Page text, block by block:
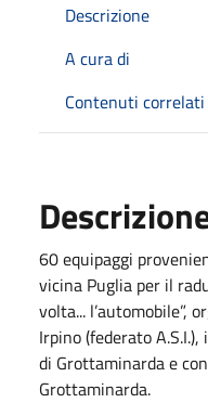
Descrizione
A cura di
Contenuti correlati
60 equipaggi
vicina Puglia per il
volta... l’automobile”,
Irpino (federato
di Grottaminarda e
Grottaminarda.